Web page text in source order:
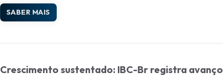
SABER MAIS
Crescimento sustentado: IBC-Br registra avanço